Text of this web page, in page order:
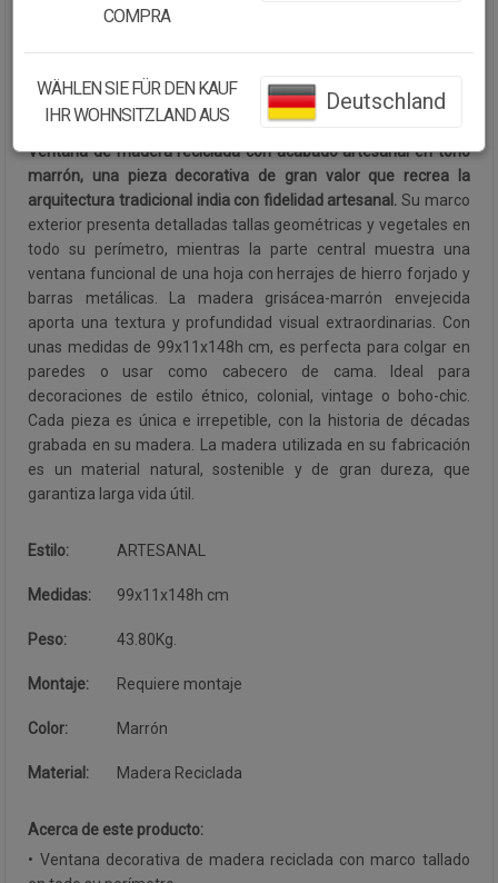
Descripción:
Ventana de madera reciclada con acabado artesanal en tono
marrón, una pieza decorativa de gran valor que recrea la
arquitectura tradicional india con fidelidad artesanal. Su marco
exterior presenta detalladas tallas geométricas y vegetales en
todo su perímetro, mientras la parte central muestra una
ventana funcional de una hoja con herrajes de hierro forjado y
barras metálicas. La madera grisácea-marrón envejecida
aporta una textura y profundidad visual extraordinarias. Con
unas medidas de 99x11x148h cm, es perfecta para colgar en
paredes o usar como cabecero de cama. Ideal para
decoraciones de estilo étnico, colonial, vintage o boho-chic.
Cada pieza es única e irrepetible, con la historia de décadas
grabada en su madera. La madera utilizada en su fabricación
es un material natural, sostenible y de gran dureza, que
garantiza larga vida útil.
Estilo: ARTESANAL
Medidas: 99x11x148h cm
Peso: 43.80Kg.
Montaje: Requiere montaje
Color: Marrón
Material: Madera Reciclada
Acerca de este producto:
• Ventana decorativa de madera reciclada con marco tallado
COMPRA
WÄHLEN SIE FÜR DEN KAUF
IHR WOHNSITZLAND AUS
Deutschland